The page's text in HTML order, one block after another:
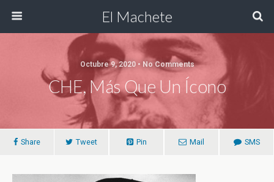
El Machete
Octubre 9, 2020 • No Comments
CHE, Más Que Un Ícono
Share Tweet Pin Mail SMS